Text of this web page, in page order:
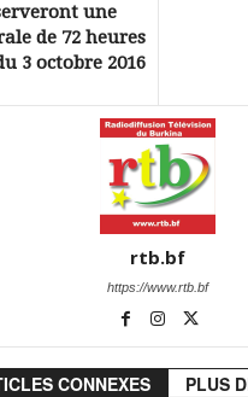
une
de 72 heures
3 octobre 2016
rtb.bf
https://www.rtb.bf
CONNEXES PLUS